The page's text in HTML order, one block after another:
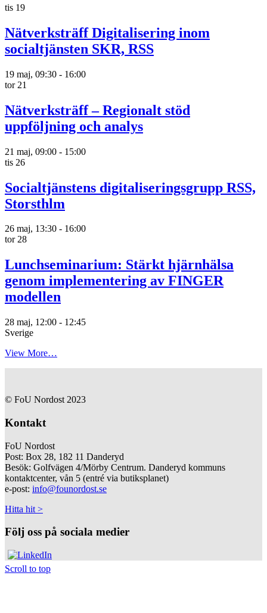
tis 19
Nätverksträff Digitalisering inom
socialtjänsten SKR, RSS
19 maj, 09:30 - 16:00
tor 21
Nätverksträff – Regionalt stöd
uppföljning och analys
21 maj, 09:00 - 15:00
tis 26
Socialtjänstens digitaliseringsgrupp RSS,
Storsthlm
26 maj, 13:30 - 16:00
tor28
Lunchseminarium: Stärkt hjärnhälsa
genom implementering av FINGER
modellen
28 maj, 12:00 - 12:45
Sverige
View More…
© FoU Nordost 2023
Kontakt
FoU Nordost
Post: Box 28, 182 11 Danderyd
Besök: Golfvägen 4/Mörby Centrum. Danderyd kommuns
kontaktcenter, vån 5 (entré via butiksplanet)
e-post: info@founordost.se
Hitta hit >
Följ oss på sociala medier
Scroll to top